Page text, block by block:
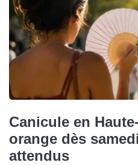
Canicule en
orange dès
attendus